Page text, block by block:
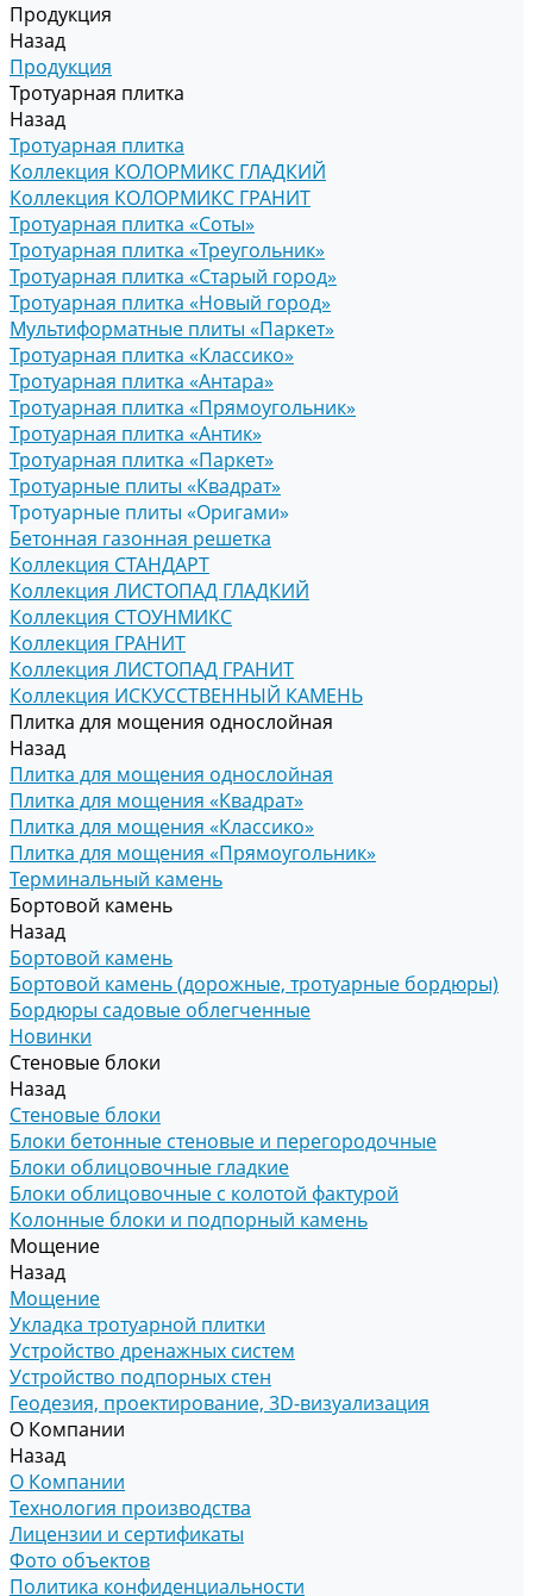
Продукция
Назад
Продукция
Тротуарная плитка
Назад
Тротуарная плитка
Коллекция КОЛОРМИКС ГЛАДКИЙ
Коллекция КОЛОРМИКС ГРАНИТ
Тротуарная плитка «Соты»
Тротуарная плитка «Треугольник»
Тротуарная плитка «Старый город»
Тротуарная плитка «Новый город»
Мультиформатные плиты «Паркет»
Тротуарная плитка «Классико»
Тротуарная плитка «Антара»
Тротуарная плитка «Прямоугольник»
Тротуарная плитка «Антик»
Тротуарная плитка «Паркет»
Тротуарные плиты «Квадрат»
Тротуарные плиты «Оригами»
Бетонная газонная решетка
Коллекция СТАНДАРТ
Коллекция ЛИСТОПАД ГЛАДКИЙ
Коллекция СТОУНМИКС
Коллекция ГРАНИТ
Коллекция ЛИСТОПАД ГРАНИТ
Коллекция ИСКУССТВЕННЫЙ КАМЕНЬ
Плитка для мощения однослойная
Назад
Плитка для мощения однослойная
Плитка для мощения «Квадрат»
Плитка для мощения «Классико»
Плитка для мощения «Прямоугольник»
Терминальный камень
Бортовой камень
Назад
Бортовой камень
Бортовой камень (дорожные, тротуарные бордюры)
Бордюры садовые облегченные
Новинки
Стеновые блоки
Назад
Стеновые блоки
Блоки бетонные стеновые и перегородочные
Блоки облицовочные гладкие
Блоки облицовочные с колотой фактурой
Колонные блоки и подпорный камень
Мощение
Назад
Мощение
Укладка тротуарной плитки
Устройство дренажных систем
Устройство подпорных стен
Геодезия, проектирование, 3D-визуализация
О Компании
Назад
О Компании
Технология производства
Лицензии и сертификаты
Фото объектов
Политика конфиденциальности